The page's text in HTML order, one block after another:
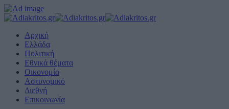
Αρχική
Ελλάδα
Πολιτική
Εθνικά θέματα
Οικονομία
Αστυνομικό
Διεθνή
Επικοινωνία